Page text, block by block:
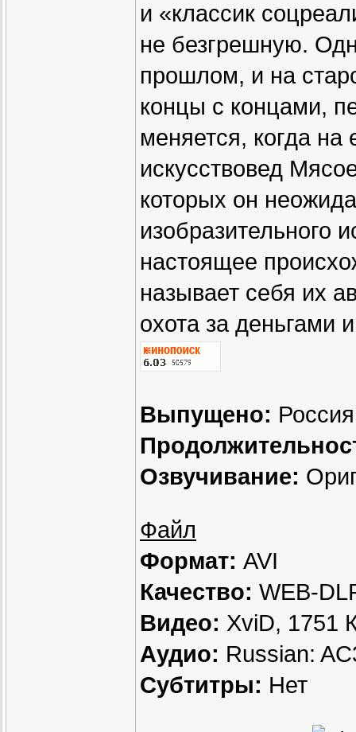
и «классик
не безгрешную.
прошлом, и на
концы с концами,
меняется, когда на
искусствовед
которых он
изобразительного
настоящее
называет себя их
охота за деньгами
Выпущено:
Озвучивание:
Файл
Формат: AVI
Качество: WEB-
Видео: XviD, 1751
Аудио: Russian:
Субтитры: Нет